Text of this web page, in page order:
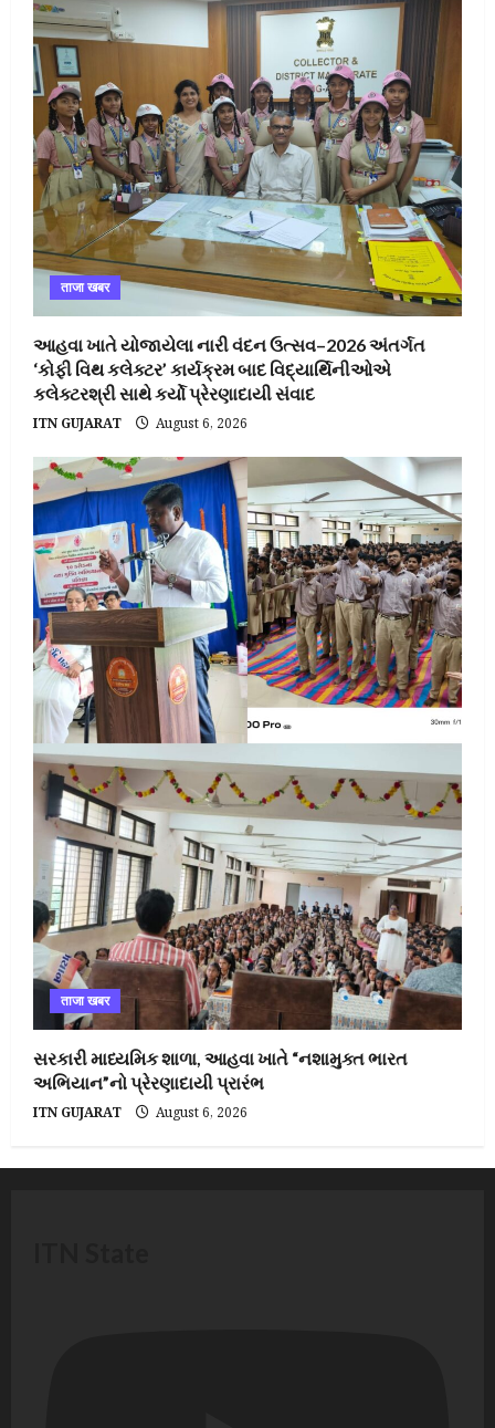
ताजा खबर
આહવા ખાતે યોજાયેલા નારી વંદન ઉત્સવ–2026 અંતર્ગત
‘કોફી વિથ કલેક્ટર’ કાર્યક્રમ બાદ વિદ્યાર્થિનીઓએ
કલેક્ટરશ્રી સાથે કર્યો પ્રેરણાદાયી સંવાદ
ITN GUJARAT August 6, 2026
ताजा खबर
સરકારી માધ્યમિક શાળા, આહવા ખાતે “નશામુક્ત ભારત
અભિયાન”નો પ્રેરણાદાયી પ્રારંભ
ITN GUJARAT August 6, 2026